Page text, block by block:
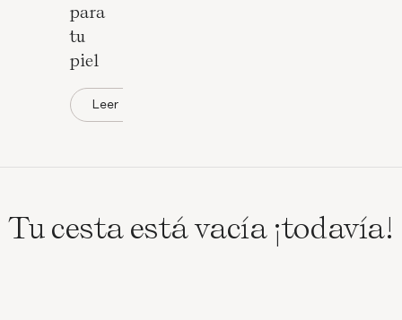
para
tu
piel
Leer
Tu cesta está vacía ¡todavía!